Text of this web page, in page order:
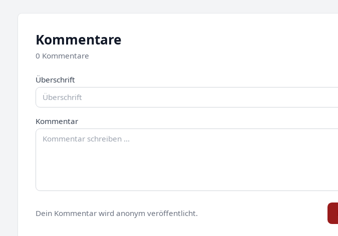
Kommentare
0 Kommentare
Überschrift
Kommentar
Dein Kommentar wird anonym veröffentlicht.